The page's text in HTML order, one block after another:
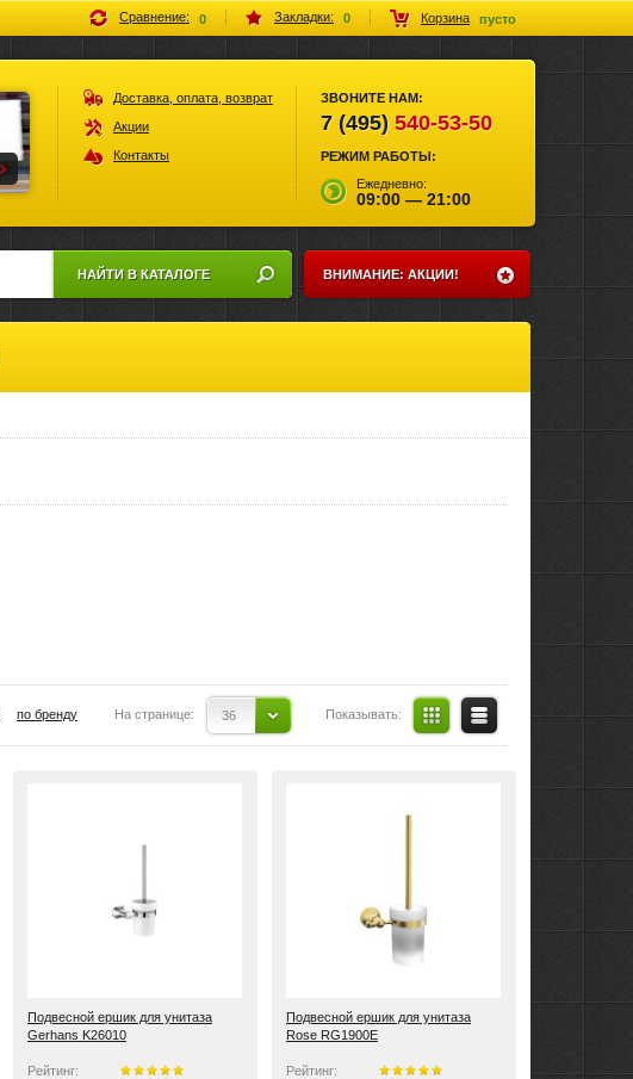
Сравнение: 0 Закладки: 0 Корзина пусто
Доставка, оплата, возврат
Акции
Контакты
ЗВОНИТЕ НАМ:
7 (495) 540-53-50
РЕЖИМ РАБОТЫ:
Ежедневно:
09:00 — 21:00
ВНИМАНИЕ: АКЦИИ!
НАЙТИ В КАТАЛОГЕ
по бренду На странице: 36 Показывать:
Подвесной ершик для унитаза
Gerhans K26010
Рейтинг:
Подвесной ершик для унитаза
Rose RG1900E
Рейтинг: